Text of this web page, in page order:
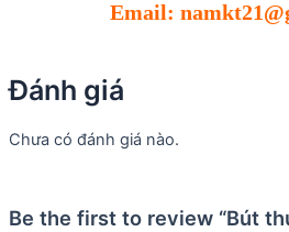
Email:
Đánh giá
Chưa có đánh giá nào.
Be the first to review “Bút